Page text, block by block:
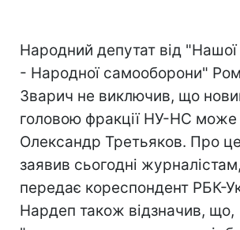
Народний депутат від "Нашої
- Народної самооборони"
Зварич не виключив, що
головою фракції НУ-НС може
Олександр Третьяков. Про це
заявив сьогодні журналістам,
передає кореспондент РБК-
Нардеп також відзначив, що,